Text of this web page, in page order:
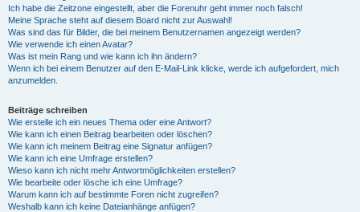
Ich habe die Zeitzone eingestellt, aber die Forenuhr geht immer noch falsch!
Meine Sprache steht auf diesem Board nicht zur Auswahl!
Was sind das für Bilder, die bei meinem Benutzernamen angezeigt werden?
Wie verwende ich einen Avatar?
Was ist mein Rang und wie kann ich ihn ändern?
Wenn ich bei einem Benutzer auf den E-Mail-Link klicke, werde ich aufgefordert, mich
anzumelden.
Beiträge schreiben
Wie erstelle ich ein neues Thema oder eine Antwort?
Wie kann ich einen Beitrag bearbeiten oder löschen?
Wie kann ich meinem Beitrag eine Signatur anfügen?
Wie kann ich eine Umfrage erstellen?
Wieso kann ich nicht mehr Antwortmöglichkeiten erstellen?
Wie bearbeite oder lösche ich eine Umfrage?
Warum kann ich auf bestimmte Foren nicht zugreifen?
Weshalb kann ich keine Dateianhänge anfügen?